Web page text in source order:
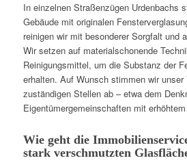
In einzelnen Straßenzügen Urdenbachs
Gebäude mit originalen
reinigen wir mit besonderer Sorgfalt und
Wir setzen auf materialschonende
Reinigungsmittel, um die Substanz der
erhalten. Auf Wunsch stimmen wir unser
zuständigen Stellen ab – etwa dem
Eigentümergemeinschaften mit
Wie geht die
stark verschmutzten